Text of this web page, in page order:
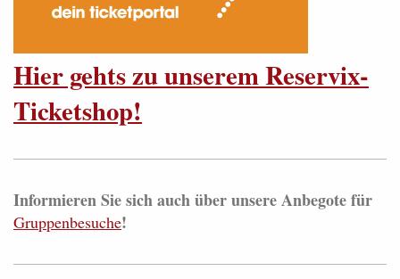
Hier gehts zu unserem Reservix-
Ticketshop!
Informieren Sie sich auch über unsere Anbegote für
Gruppenbesuche!